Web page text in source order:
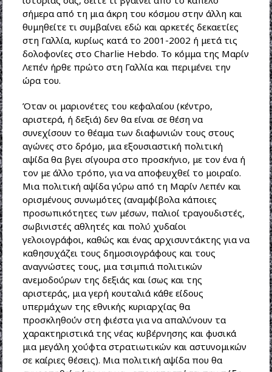
σήμερα από τη μια άκρη του κόσμου στην άλλη και
θυμηθείτε τι συμβαίνει εδώ και αρκετές δεκαετίες
στη Γαλλία, κυρίως κατά το 2001-2002 ή μετά τις
δολοφονίες στο Charlie Hebdo. Το κόμμα της Μαρίν
Λεπέν ήρθε πρώτο στη Γαλλία και περιμένει την
ώρα του.
Όταν οι μαριονέτες του κεφαλαίου (κέντρο,
αριστερά, ή δεξιά) δεν θα είναι σε θέση να
συνεχίσουν το θέαμα των διαφωνιών τους στους
αγώνες στο δρόμο, μια εξουσιαστική πολιτική
αψίδα θα βγει σίγουρα στο προσκήνιο, με τον ένα ή
τον με άλλο τρόπο, για να αποφευχθεί το μοιραίο.
Μια πολιτική αψίδα γύρω από τη Μαρίν Λεπέν και
ορισμένους συνωμότες (αναμφίβολα κάποιες
προσωπικότητες των μέσων, παλιοί τραγουδιστές,
σωβινιστές αθλητές και πολύ χυδαίοι
γελοιογράφοι, καθώς και ένας αρχισυντάκτης για να
καθησυχάζει τους δημοσιογράφους και τους
αναγνώστες τους, μια τσιμπιά πολιτικών
ανεμοδούρων της δεξιάς και ίσως και της
αριστεράς, μια γερή κουταλιά κάθε είδους
υπερμάχων της εθνικής κυριαρχίας θα
προσκληθούν στη φιέστα για να απαλύνουν τα
χαρακτηριστικά της νέας κυβέρνησης και φυσικά
μια μεγάλη χούφτα στρατιωτικών και αστυνομικών
σε καίριες θέσεις). Μια πολιτική αψίδα που θα